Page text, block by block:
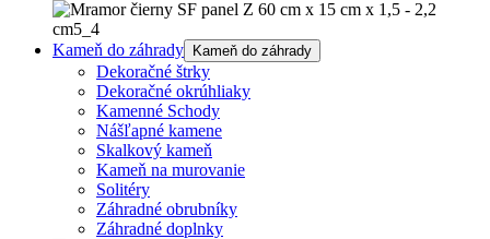
Kameň do záhrady Kameň do záhrady
Dekoračné štrky
Dekoračné okrúhliaky
Kamenné Schody
Nášľapné kamene
Skalkový kameň
Kameň na murovanie
Solitéry
Záhradné obrubníky
Záhradné doplnky